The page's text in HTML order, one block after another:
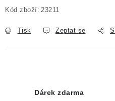
Kód zboží: 23211
Tisk Zeptat se
Dárek zdarma